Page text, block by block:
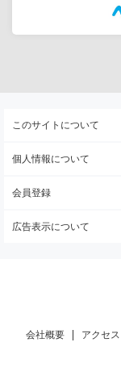
このサイトについて
個人情報について
会員登録
広告表示について
会社概要 アクセス